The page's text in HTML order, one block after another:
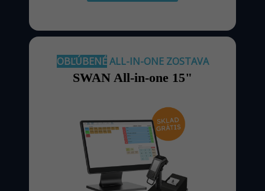
OBĽÚBENÉALL-IN-ONE ZOSTAVA
SWAN All-in-one 15"